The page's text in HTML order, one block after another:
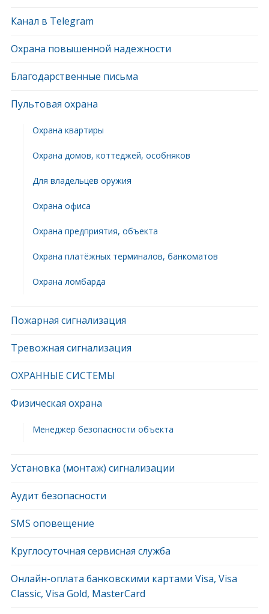
Канал в Telegram
Охрана повышенной надежности
Благодарственные письма
Пультовая охрана
Охрана квартиры
Охрана домов, коттеджей, особняков
Для владельцев оружия
Охрана офиса
Охрана предприятия, объекта
Охрана платёжных терминалов, банкоматов
Охрана ломбарда
Пожарная сигнализация
Тревожная сигнализация
ОХРАННЫЕ СИСТЕМЫ
Физическая охрана
Менеджер безопасности объекта
Установка (монтаж) сигнализации
Аудит безопасности
SMS оповещение
Круглосуточная сервисная служба
Онлайн-оплата банковскими картами Visa, Visa
Classic, Visa Gold, MasterCard